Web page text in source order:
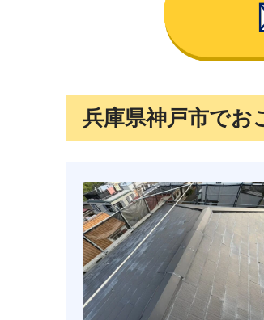
兵庫県神戸市でお